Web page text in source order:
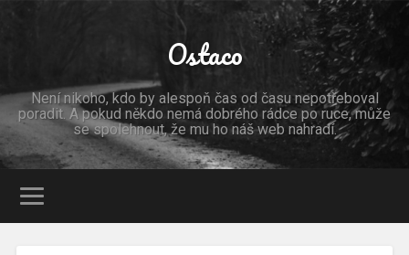
Ostaco
Není nikoho, kdo by alespoň čas od času nepotřeboval
poradit. A pokud někdo nemá dobrého rádce po ruce, může
se spolehnout, že mu ho náš web nahradí.